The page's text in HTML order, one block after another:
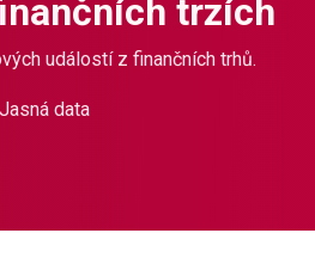
trzích
událostí z finančních trhů.
Jasná data